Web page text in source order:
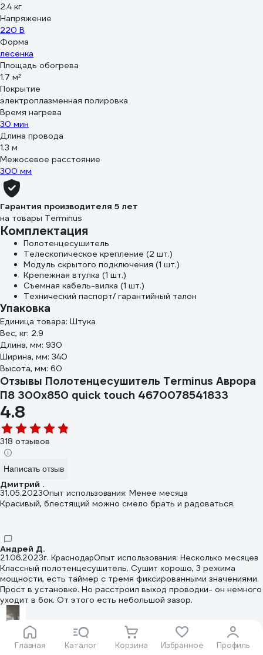
Главная Каталог Корзина Избранное Профиль
2.4 кг
Напряжение
220 В
Форма
лесенка
Площадь обогрева
1.7 м²
Покрытие
электроплазменная полировка
Время нагрева
30 мин
Длина провода
1.3 м
Межосевое расстояние
300 мм
Гарантия производителя 5 лет
на товары Terminus
Комплектация
Полотенцесушитель
Телескопическое крепление (2 шт.)
Модуль скрытого подключения (1 шт.)
Крепежная втулка (1 шт.)
Съемная кабель-вилка (1 шт.)
Технический паспорт/ гарантийный талон
Упаковка
Единица товара: Штука
Вес, кг: 2.9
Длина, мм: 930
Ширина, мм: 340
Высота, мм: 60
Отзывы Полотенцесушитель Terminus Аврора
П8 300x850 quick touch 4670078541833
4.8
318 отзывов
Написать отзыв
Дмитрий .
31.05.2023Опыт использования: Менее месяца
Красивый, блестящий можно смело брать и радоваться.
Андрей Д.
21.06.2023г. КраснодарОпыт использования: Несколько месяцев
Классный полотенцесушитель. Сушит хорошо, 3 режима
мощности, есть таймер с тремя фиксированными значениями.
Прост в установке. Но расстроил выход проводки- он немного
уходит в бок. От этого есть небольшой зазор.